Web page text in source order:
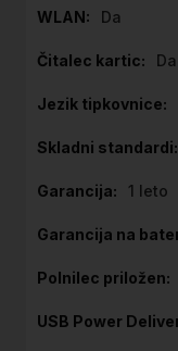
Da
Da
1 leto